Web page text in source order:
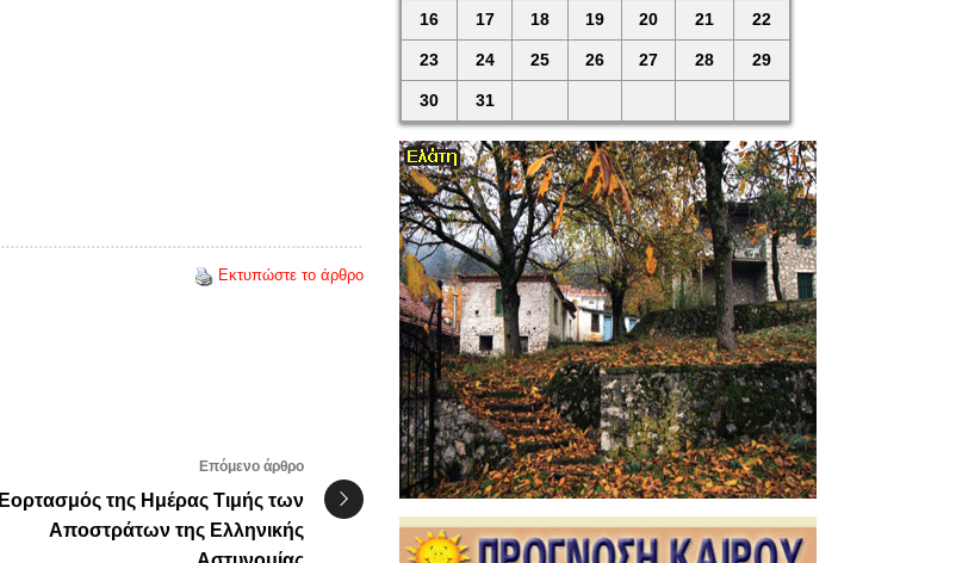
Εκτυπώστε το άρθρο
Επόμενο άρθρο
Εορτασμός της Ημέρας Τιμής των
Αποστράτων της Ελληνικής
16 17 18 19 20 21 22
23 24 25 26 27 28 29
30 31